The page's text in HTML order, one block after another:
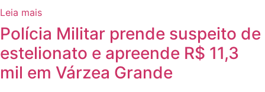
Leia mais
Polícia Militar prende suspeito de
estelionato e apreende R$ 11,3
mil em Várzea Grande